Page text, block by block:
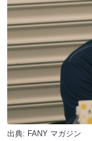
出典: FANY マガジン